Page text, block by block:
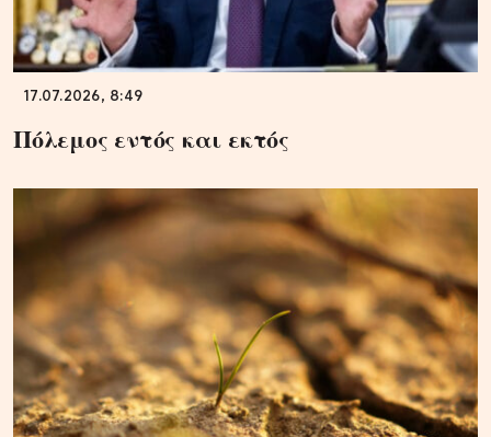
17.07.2026, 8:49
Πόλεμος εντός και εκτός